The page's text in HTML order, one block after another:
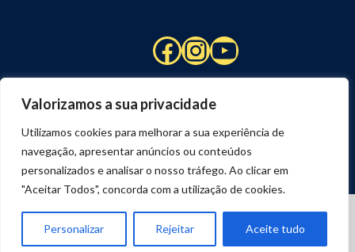
Valorizamos a sua privacidade
Utilizamos cookies para melhorar a sua experiência de
navegação, apresentar anúncios ou conteúdos
personalizados e analisar o nosso tráfego. Ao clicar em
"Aceitar Todos", concorda com a utilização de cookies.
Personalizar Rejeitar Aceite tudo
Facebook
Instagram
YouTube
DESENVOLVIDO POR
JOSEXAVIER.COM